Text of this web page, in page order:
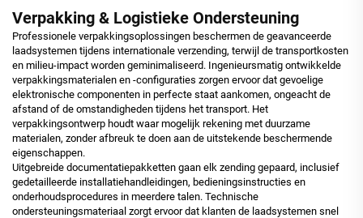
Verpakking & Logistieke Ondersteuning
Professionele verpakkingsoplossingen beschermen de geavanceerde
laadsystemen tijdens internationale verzending, terwijl de transportkosten
en milieu-impact worden geminimaliseerd. Ingenieursmatig ontwikkelde
verpakkingsmaterialen en -configuraties zorgen ervoor dat gevoelige
elektronische componenten in perfecte staat aankomen, ongeacht de
afstand of de omstandigheden tijdens het transport. Het
verpakkingsontwerp houdt waar mogelijk rekening met duurzame
materialen, zonder afbreuk te doen aan de uitstekende beschermende
eigenschappen.
Uitgebreide documentatiepakketten gaan elk zending gepaard, inclusief
gedetailleerde installatiehandleidingen, bedieningsinstructies en
onderhoudsprocedures in meerdere talen. Technische
ondersteuningsmateriaal zorgt ervoor dat klanten de laadsystemen snel